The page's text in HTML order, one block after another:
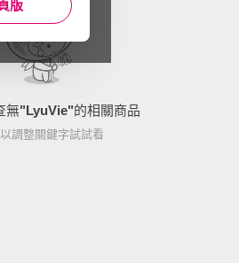
無"LyuVie"的相關商品
調整關鍵字試試看
版